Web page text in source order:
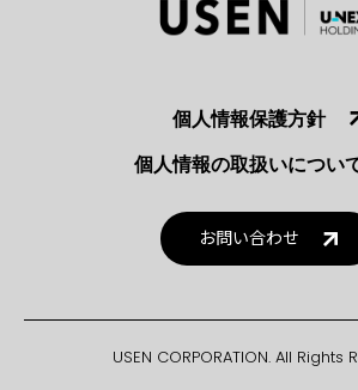
個人情報保護方針
個人情報の取扱いについ
お問い合わせ
USEN CORPORATION. All Rights